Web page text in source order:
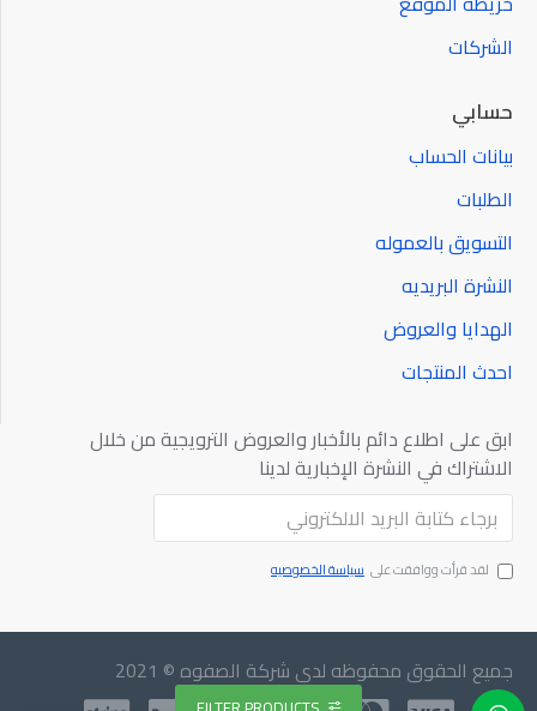
الشركات
حسابي
بيانات الحساب
الطلبات
التسويق بالعموله
النشرة البريديه
الهدايا والعروض
احدث المنتجات
ابق على اطلاع دائم بالأخبار والعروض الترويجية من خلال
الاشتراك في النشرة الإخبارية لدينا
لقد قرأت ووافقت على سياسة الخصوصيه
جميع الحقوق محفوظه لدي شركة الصفوه © 2021